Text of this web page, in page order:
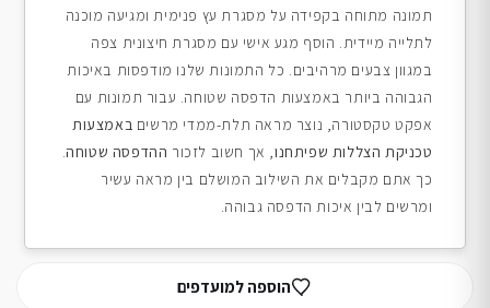
תמונה מתוחה בקפידה על מסגרת עץ פנימית ומגיעה מוכנה
לתלייה מיידית. הוסף מגע אישי עם מסגרת חיצונית צפה
במגוון צבעים מרהיבים. כל התמונות שלנו מודפסות באיכות
הגבוהה ביותר באמצעות הדפסה שטוחה. עבור תמונות עם
אפקט טקסטורה, נוצר מראה תלת-ממדי מרשים באמצעות
טכניקת הצללות שפיתחנו, אך חשוב לזכור ההדפסה שטוחה.
כך אתם מקבלים את השילוב המושלם בין מראה עשיר
ומרשים לבין איכות הדפסה גבוהה.
הוספה למועדפים